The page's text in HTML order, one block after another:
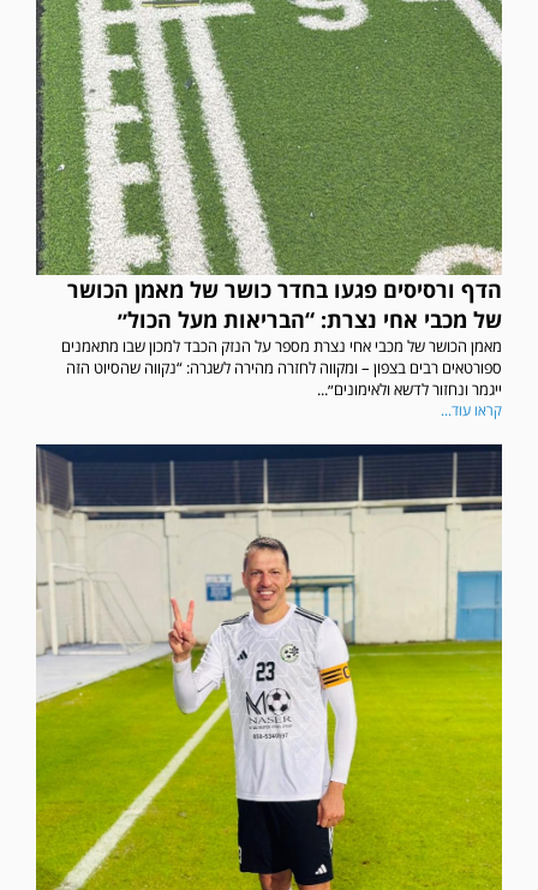
הדף ורסיסים פגעו בחדר כושר של מאמן הכושר
של מכבי אחי נצרת: “הבריאות מעל הכול״
מאמן הכושר של מכבי אחי נצרת מספר על הנזק הכבד למכון שבו מתאמנים
ספורטאים רבים בצפון – ומקווה לחזרה מהירה לשגרה: “נקווה שהסיוט הזה
ייגמר ונחזור לדשא ולאימונים״...
קראו עוד...